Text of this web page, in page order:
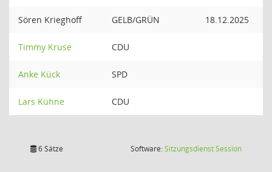
Sören Krieghoff GELB/GRÜN 18.12.2025
Timmy Kruse CDU
Anke Kück SPD
Lars Kühne CDU
6 Sätze Software:SitzungsdienstSession(Wird in